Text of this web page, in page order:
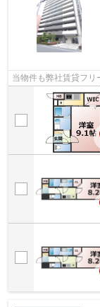
当物件も弊社賃貸フリ